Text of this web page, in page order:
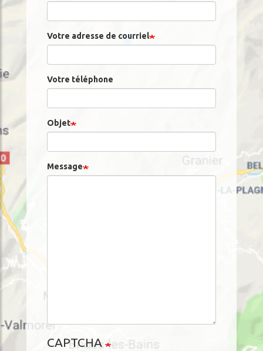
Votre adresse de courriel
Votre téléphone
Objet
Message
CAPTCHA